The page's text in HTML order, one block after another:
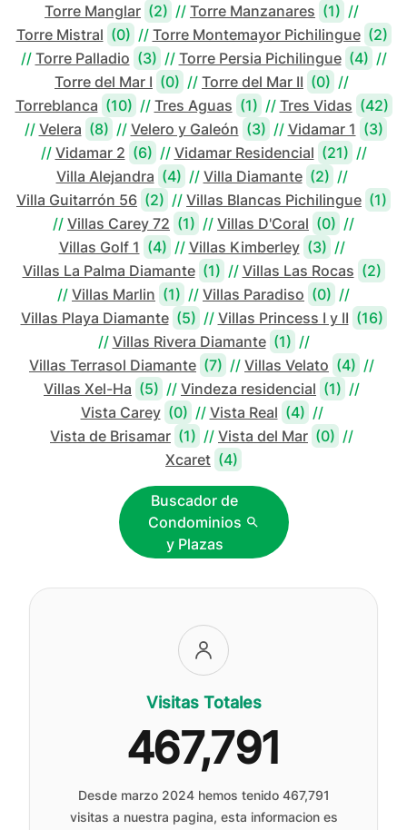
Torre Manglar (2) // Torre Manzanares (1) //
Torre Mistral (0) // Torre Montemayor Pichilingue (2)
// Torre Palladio (3) // Torre Persia Pichilingue (4) //
Torre del Mar I (0) // Torre del Mar II (0) //
Torreblanca (10) // Tres Aguas (1) // Tres Vidas (42)
// Velera (8) // Velero y Galeón (3) // Vidamar 1 (3)
// Vidamar 2 (6) // Vidamar Residencial (21) //
Villa Alejandra (4) // Villa Diamante (2) //
Villa Guitarrón 56 (2) // Villas Blancas Pichilingue (1)
// Villas Carey 72 (1) // Villas D'Coral (0) //
Villas Golf 1 (4) // Villas Kimberley (3) //
Villas La Palma Diamante (1) // Villas Las Rocas (2)
// Villas Marlin (1) // Villas Paradiso (0) //
Villas Playa Diamante (5) // Villas Princess I y II (16)
// Villas Rivera Diamante (1) //
Villas Terrasol Diamante (7) // Villas Velato (4) //
Villas Xel-Ha (5) // Vindeza residencial (1) //
Vista Carey (0) // Vista Real (4) //
Vista de Brisamar (1) // Vista del Mar (0) //
Xcaret (4)
Buscador de
Condominios
y Plazas
Visitas Totales
467,791
Desde marzo 2024 hemos tenido 467,791
visitas a nuestra pagina, esta informacion es